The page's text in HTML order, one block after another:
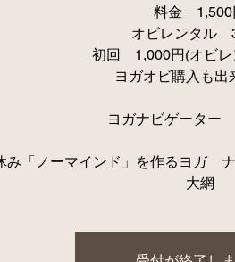
料金 1,500
オビレンタル
初回 1,000円(オビレ
ヨガオビ購入も出
ヨガナビゲータ
み「ノーマインド」を作るヨガ
大網